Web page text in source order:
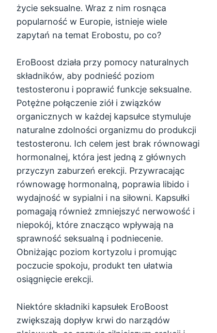
życie seksualne. Wraz z nim rosnąca
popularność w Europie, istnieje wiele
zapytań na temat Erobostu, po co?
EroBoost działa przy pomocy naturalnych
składników, aby podnieść poziom
testosteronu i poprawić funkcje seksualne.
Potężne połączenie ziół i związków
organicznych w każdej kapsułce stymuluje
naturalne zdolności organizmu do produkcji
testosteronu. Ich celem jest brak równowagi
hormonalnej, która jest jedną z głównych
przyczyn zaburzeń erekcji. Przywracając
równowagę hormonalną, poprawia libido i
wydajność w sypialni i na siłowni. Kapsułki
pomagają również zmniejszyć nerwowość i
niepokój, które znacząco wpływają na
sprawność seksualną i podniecenie.
Obniżając poziom kortyzolu i promując
poczucie spokoju, produkt ten ułatwia
osiągnięcie erekcji.
Niektóre składniki kapsułek EroBoost
zwiększają dopływ krwi do narządów